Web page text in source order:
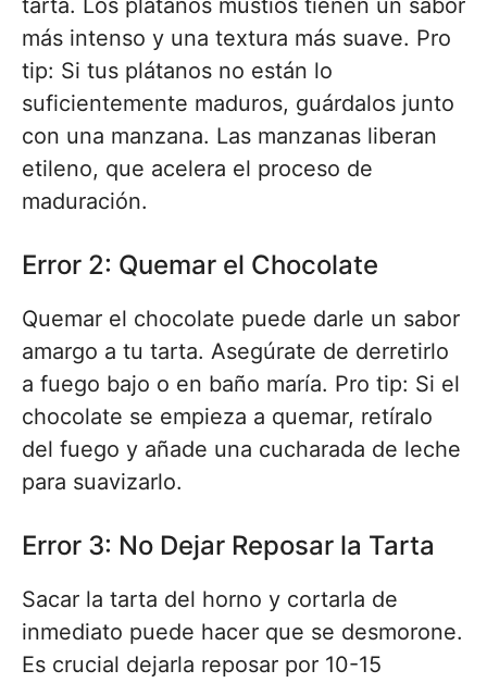
tarta. Los plátanos mustios tienen un sabor
más intenso y una textura más suave. Pro
tip: Si tus plátanos no están lo
suficientemente maduros, guárdalos junto
con una manzana. Las manzanas liberan
etileno, que acelera el proceso de
maduración.
Error 2: Quemar el Chocolate
Quemar el chocolate puede darle un sabor
amargo a tu tarta. Asegúrate de derretirlo
a fuego bajo o en baño maría. Pro tip: Si el
chocolate se empieza a quemar, retíralo
del fuego y añade una cucharada de leche
para suavizarlo.
Error 3: No Dejar Reposar la Tarta
Sacar la tarta del horno y cortarla de
inmediato puede hacer que se desmorone.
Es crucial dejarla reposar por 10-15